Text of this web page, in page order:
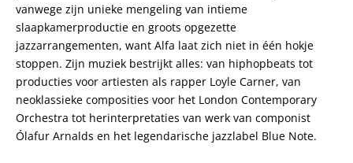
vanwege zijn unieke mengeling van intieme
slaapkamerproductie en groots opgezette
jazzarrangementen, want Alfa laat zich niet in één hokje
stoppen. Zijn muziek bestrijkt alles: van hiphopbeats tot
producties voor artiesten als rapper Loyle Carner, van
neoklassieke composities voor het London Contemporary
Orchestra tot herinterpretaties van werk van componist
Ólafur Arnalds en het legendarische jazzlabel Blue Note.